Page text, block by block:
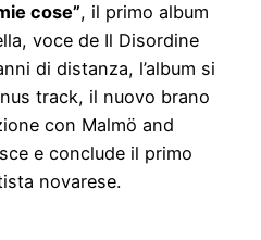
cose”, il primo album
voce de Il Disordine
di distanza, l’album si
track, il nuovo brano
con Malmö and
e conclude il primo
novarese.